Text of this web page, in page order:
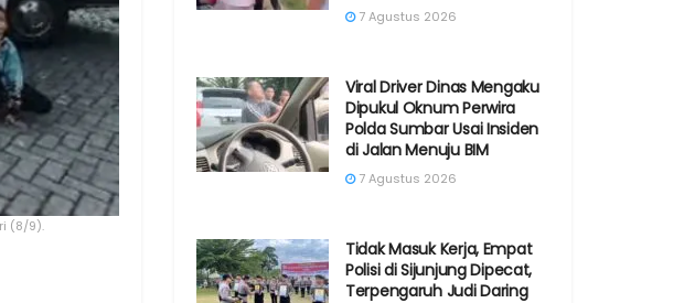
(8/9).
7 Agustus 2026
Viral Driver Dinas Mengaku
Dipukul Oknum Perwira
Polda Sumbar Usai Insiden
di Jalan Menuju BIM
7 Agustus 2026
Tidak Masuk Kerja, Empat
Polisi di Sijunjung Dipecat,
Terpengaruh Judi Daring